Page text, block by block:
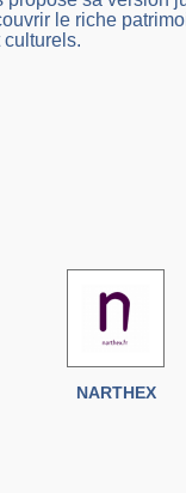
le riche
NARTHEX